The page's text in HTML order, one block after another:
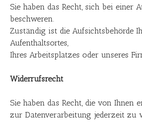
Sie haben das Recht, sich bei einer
beschweren.
Zuständig ist die Aufsichtsbehörde
Aufenthaltsortes,
Ihres Arbeitsplatzes oder unseres
Widerrufsrecht
Sie haben das Recht, die von Ihnen
zur Datenverarbeitung jederzeit zu